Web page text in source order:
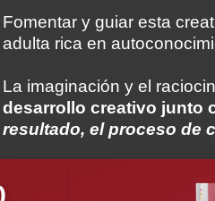
Fomentar y guiar esta
adulta rica en
La imaginación y el
desarrollo creativo junto
resultado, el proceso de